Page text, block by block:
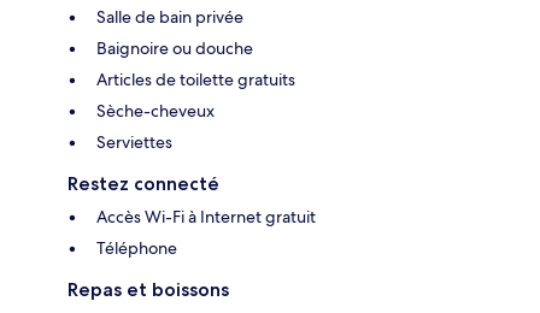
Salle de bain privée
Baignoire ou douche
Articles de toilette gratuits
Sèche-cheveux
Serviettes
Restez connecté
Accès Wi-Fi à Internet gratuit
Téléphone
Repas et boissons